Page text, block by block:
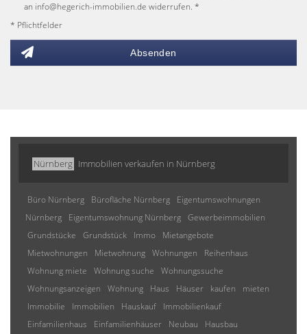
an info@hegerich-immobilien.de widerrufen. *
* Pflichtfelder
Absenden
Nürnberg Immobilien verkaufen in Nürnberg
Büro Nürnberg Bürofläche Nürnberg
Eigentumswohnungen
Nürnberg
Eigentumswohnung Nürnberg Gewerbeimmobilien
Grundstücke
Grundstück Immo
Mietangebote
Mietwohnungen
Mietwohnung Wohnungen
Reihenhaus
Wohnung miete
Wohnung suche
Wohnungssuche
Wohnungsanzeigen
Wohnung Haus Häuser kaufen
mieten
Immobilie
Immobilien Hauskauf
Immobilienkauf
Einfamilienhaus
Einfamilienhäuser Neubau Hausbau